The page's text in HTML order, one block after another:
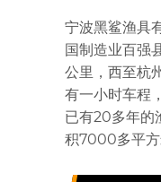
宁波黑鲨渔具
国制造业百强
公里，西至杭
有一小时车程
已有20多年的
积7000多平方